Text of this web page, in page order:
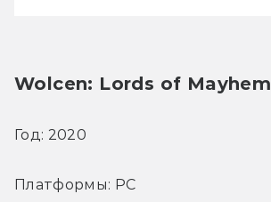
Wolcen: Lords of Mayhem
Год: 2020
Платформы: PC